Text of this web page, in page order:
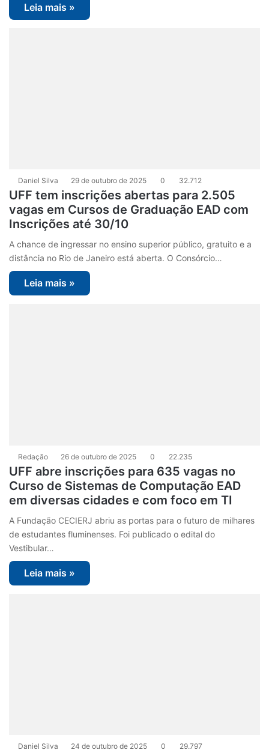
Leia mais »
Daniel Silva 29 de outubro de 2025 0 32.712
UFF tem inscrições abertas para 2.505
vagas em Cursos de Graduação EAD com
Inscrições até 30/10
A chance de ingressar no ensino superior público, gratuito e a
distância no Rio de Janeiro está aberta. O Consórcio…
Leia mais »
Redação 26 de outubro de 2025 0 22.235
UFF abre inscrições para 635 vagas no
Curso de Sistemas de Computação EAD
em diversas cidades e com foco em TI
A Fundação CECIERJ abriu as portas para o futuro de milhares
de estudantes fluminenses. Foi publicado o edital do
Vestibular…
Leia mais »
Daniel Silva 24 de outubro de 2025 0 29.797